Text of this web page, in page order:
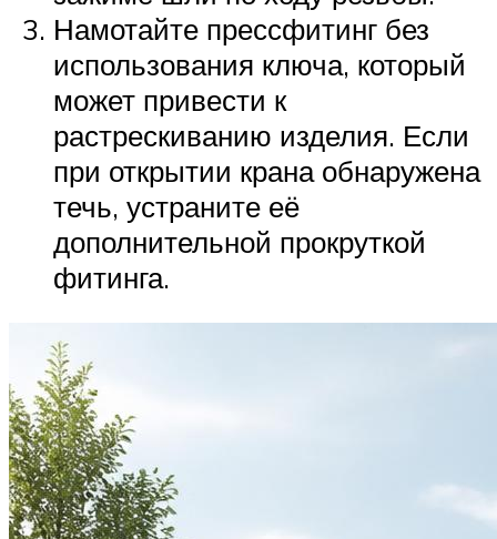
Намотайте прессфитинг без
использования ключа, который
может привести к
растрескиванию изделия. Если
при открытии крана обнаружена
течь, устраните её
дополнительной прокруткой
фитинга.